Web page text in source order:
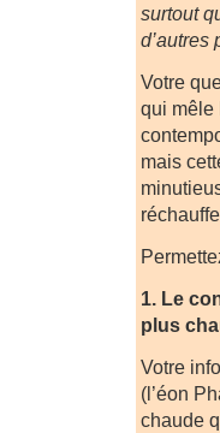
surtout
d’autres
Votre
qui mêle
mais
1. Le
plus
Votre
(l’éon
chaude